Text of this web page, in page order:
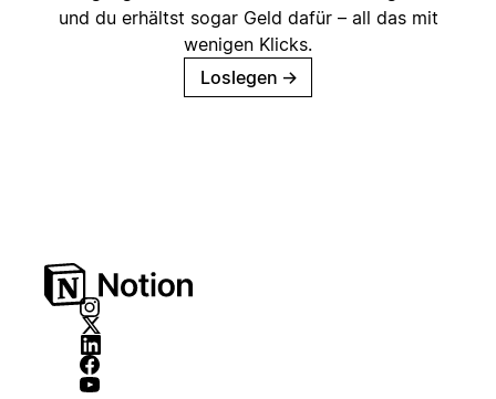
und du erhältst sogar Geld dafür – all das mit
wenigen Klicks.
Loslegen →